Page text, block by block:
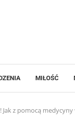
MIŁOŚĆ
Jak z pomocą